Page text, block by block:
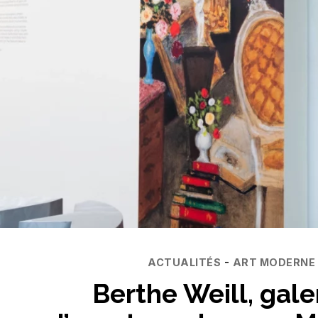
Catégories
ACTUALITÉS - ART MODERNE
Berthe Weill,